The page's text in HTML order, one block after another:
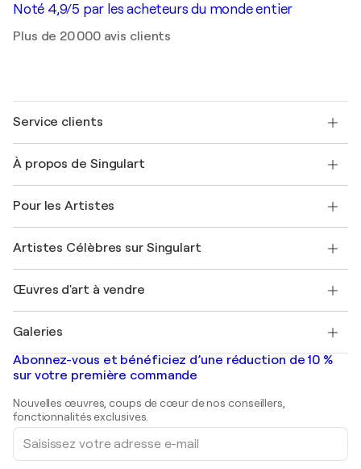
Noté 4,9/5 par les acheteurs du monde entier
Plus de 20 000 avis clients
Service clients
Expédition
Offrir une carte cadeau
Rejoignez notre programme commercial
Mon compte
+33 1 76 44 06 42
À propos de Singulart
FAQ
Magazine Singulart
Emplois
Découvrez une sélection d'art original
Pour les Artistes
Se connecter en tant qu'Artiste
Artistes Célèbres sur Singulart
Marc Chagall
Banksy
Mr. Brainwash
Shepard Fairey
Œuvres d'art à vendre
Tableaux abstraits à vendre
Peintures de paysage
Estampes
Peintures acryliques
Galeries
Galeries d'art en France
Galeries d'art en Belgique
Abonnez-vous et bénéficiez d’une réduction de 10 %
sur votre première commande
Nouvelles œuvres, coups de cœur de nos conseillers,
fonctionnalités exclusives.
Saisissez
votre
adresse